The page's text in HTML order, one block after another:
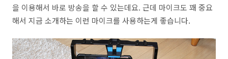
을 이용해서 바로 방송을 할 수 있는데요. 근데 마이크도 꽤 중요
해서 지금 소개하는 이런 마이크를 사용하는게 좋습니다.